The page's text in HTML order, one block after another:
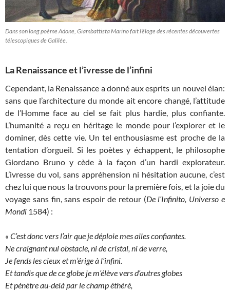
Dans son long poème Adone, Giambattista Marino fait l’éloge des récentes découvertes
télescopiques de Galilée.
La Renaissance et l’ivresse de l’infini
Cependant, la Renaissance a donné aux esprits un nouvel élan:
sans que l’architecture du monde ait encore changé, l’attitude
de l’Homme face au ciel se fait plus hardie, plus confiante.
L’humanité a reçu en héritage le monde pour l’explorer et le
dominer, dès cette vie. Un tel enthousiasme est proche de la
tentation d’orgueil. Si les poètes y échappent, le philosophe
Giordano Bruno y cède à la façon d’un hardi explorateur.
L’ivresse du vol, sans appréhension ni hésitation aucune, c’est
chez lui que nous la trouvons pour la première fois, et la joie du
voyage sans fin, sans espoir de retour (De l’Infinito, Universo e
Mondi 1584) :
« C’est donc vers l’air que je déploie mes ailes confiantes.
Ne craignant nul obstacle, ni de cristal, ni de verre,
Je fends les cieux et m’érige à l’infini.
Et tandis que de ce globe je m’élève vers d’autres globes
Et pénètre au-delà par le champ éthéré,